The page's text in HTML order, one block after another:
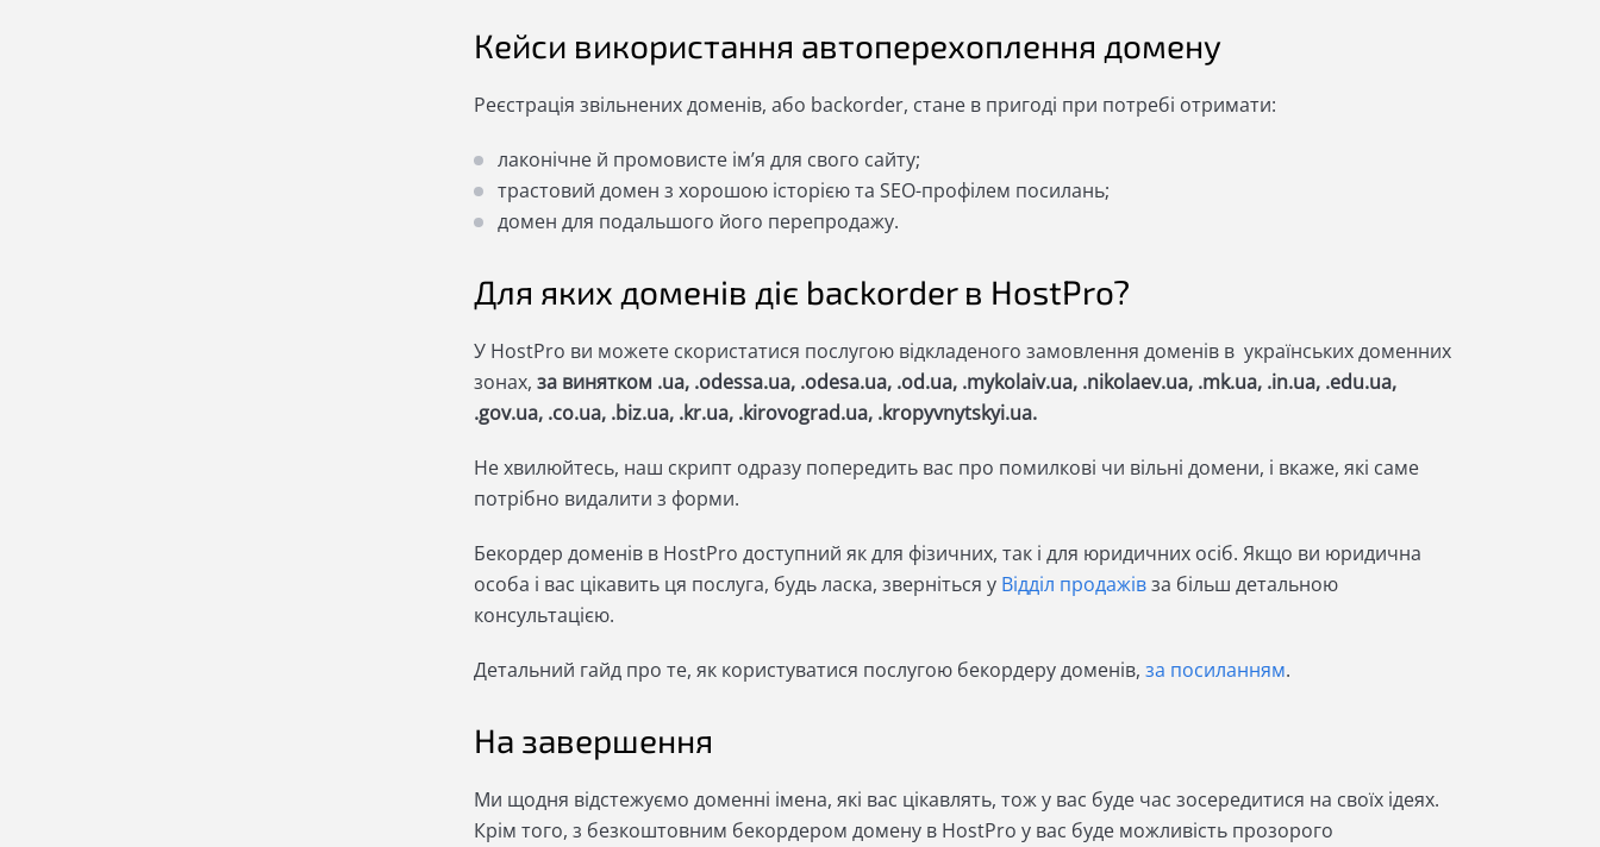
Кейси використання автоперехоплення домену
Реєстрація звільнених доменів, або backorder, стане в пригоді при потребі отримати:
лаконічне й промовисте імʼя для свого сайту;
трастовий домен з хорошою історією та SEO-профілем посилань;
домен для подальшого його перепродажу.
Для яких доменів діє backorder в HostPro?
У HostPro ви можете скористатися послугою відкладеного замовлення доменів в українських доменних
зонах, за винятком .ua, .odessa.ua, .odesa.ua, .od.ua, .mykolaiv.ua, .nikolaev.ua, .mk.ua, .in.ua, .edu.ua,
.gov.ua, .co.ua, .biz.ua, .kr.ua, .kirovograd.ua, .kropyvnytskyi.ua.
Не хвилюйтесь, наш скрипт одразу попередить вас про помилкові чи вільні домени, і вкаже, які саме
потрібно видалити з форми.
Бекордер доменів в HostPro доступний як для фізичних, так і для юридичних осіб. Якщо ви юридична
особа і вас цікавить ця послуга, будь ласка, зверніться у Відділ продажівза більш детальною
консультацією.
Детальний гайд про те, як користуватися послугою бекордеру доменів,за посиланням.
На завершення
Ми щодня відстежуємо доменні імена, які вас цікавлять, тож у вас буде час зосередитися на своїх ідеях.
Крім того, з безкоштовним бекордером домену в HostPro у вас буде можливість прозорого